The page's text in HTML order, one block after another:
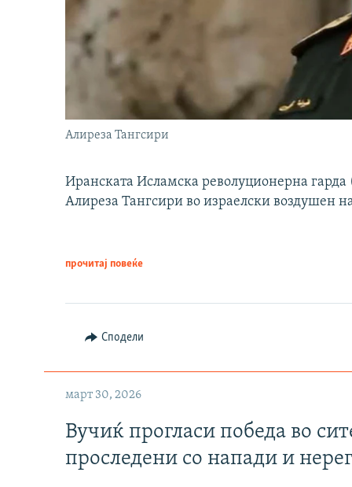
Алиреза Тангсири
Иранската Исламска револуционерна
Алиреза Тангсири во израелски воздушен
прочитај повеќе
Сподели
март 30, 2026
Вучиќ прогласи победа во
проследени со напади и